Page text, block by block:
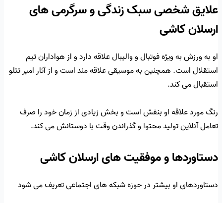
علایق شخصی سبک زندگی و سرگرمی های
ارسلان کاشی
او به ورزش به ویژه فوتبال و والیبال علاقه دارد و از هواداران تیم
استقلال است. همچنین به موسیقی علاقه مند است و از آثار امیر تتلو
استقبال می کند.
رنگ مورد علاقه او بنفش است و بخش زیادی از زمان خود را صرف
تعامل آنلاین تولید محتوا و گذراندن وقت با دوستانش می کند.
دستاوردها و موفقیت های ارسلان کاشی
دستاوردهای او بیشتر در حوزه شبکه های اجتماعی تعریف می شود